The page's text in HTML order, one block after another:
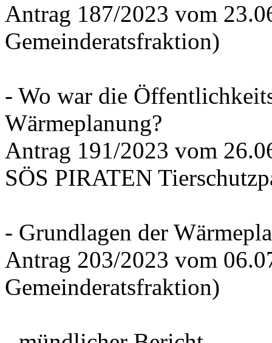
Antrag 187/2023 vom
Gemeinderatsfraktion)
- Wo war die
Wärmeplanung?
Antrag 191/2023 vom
SÖS PIRATEN
- Grundlagen der
Antrag 203/2023 vom
Gemeinderatsfraktion)